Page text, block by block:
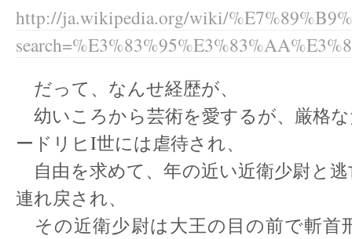
http://ja.wikipedia.org/wiki/
だって、なんせ経歴が、
幼いころから芸術を愛するが、厳格
ードリヒI世には虐待され、
自由を求めて、年の近い近衛少尉と
連れ戻され、
その近衛少尉は大王の目の前で斬首